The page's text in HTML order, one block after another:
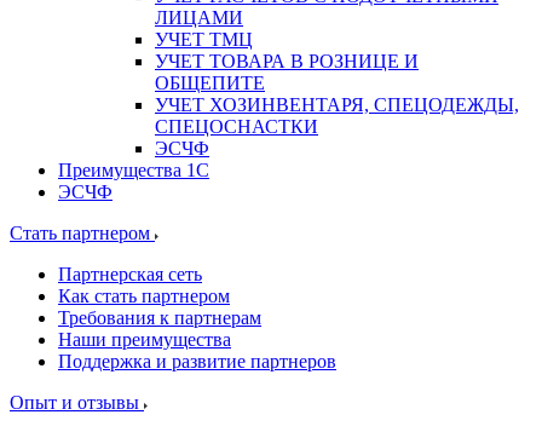
ЛИЦАМИ
УЧЕТ ТМЦ
УЧЕТ ТОВАРА В РОЗНИЦЕ И
ОБЩЕПИТЕ
УЧЕТ ХОЗИНВЕНТАРЯ, СПЕЦОДЕЖДЫ,
СПЕЦОСНАСТКИ
ЭСЧФ
Преимущества 1С
ЭСЧФ
Стать партнером
Партнерская сеть
Как стать партнером
Требования к партнерам
Наши преимущества
Поддержка и развитие партнеров
Опыт и отзывы